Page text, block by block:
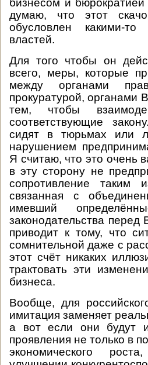
бизнесом и
думаю, что этот
обусловлен какими-
властей.
Для того чтобы он
всего, меры, которые
между органами
прокуратурой, органами
тем, чтобы
соответствующие
сидят в тюрьмах или
нарушением
Я считаю, что это очень
в эту сторону не
сопротивление таким
связанная с
имевший
законодательства
приводит к тому, что
сомнительной даже с
этот счёт никаких
трактовать эти
бизнеса.
Вообще, для
имитация заменяет
а вот если они будут
проявления не только в
экономического